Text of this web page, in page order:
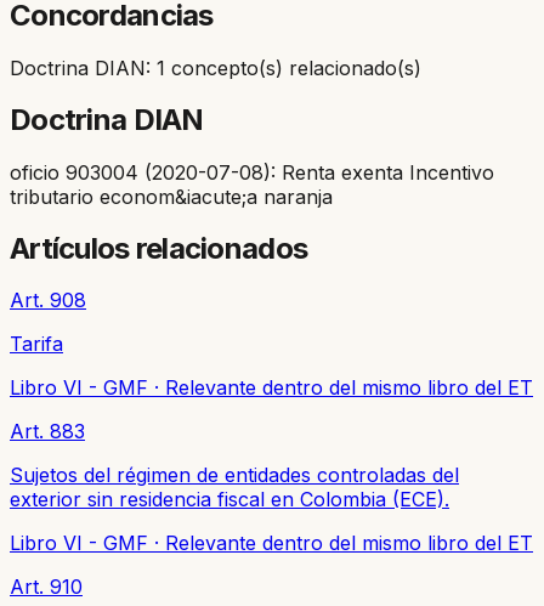
Concordancias
Doctrina DIAN: 1 concepto(s) relacionado(s)
Doctrina DIAN
oficio 903004 (2020-07-08): Renta exenta Incentivo
tributario econom&iacute;a naranja
Artículos relacionados
Art. 908
Tarifa
Libro VI - GMF · Relevante dentro del mismo libro del ET
Art. 883
Sujetos del régimen de entidades controladas del
exterior sin residencia fiscal en Colombia (ECE).
Libro VI - GMF · Relevante dentro del mismo libro del ET
Art. 910